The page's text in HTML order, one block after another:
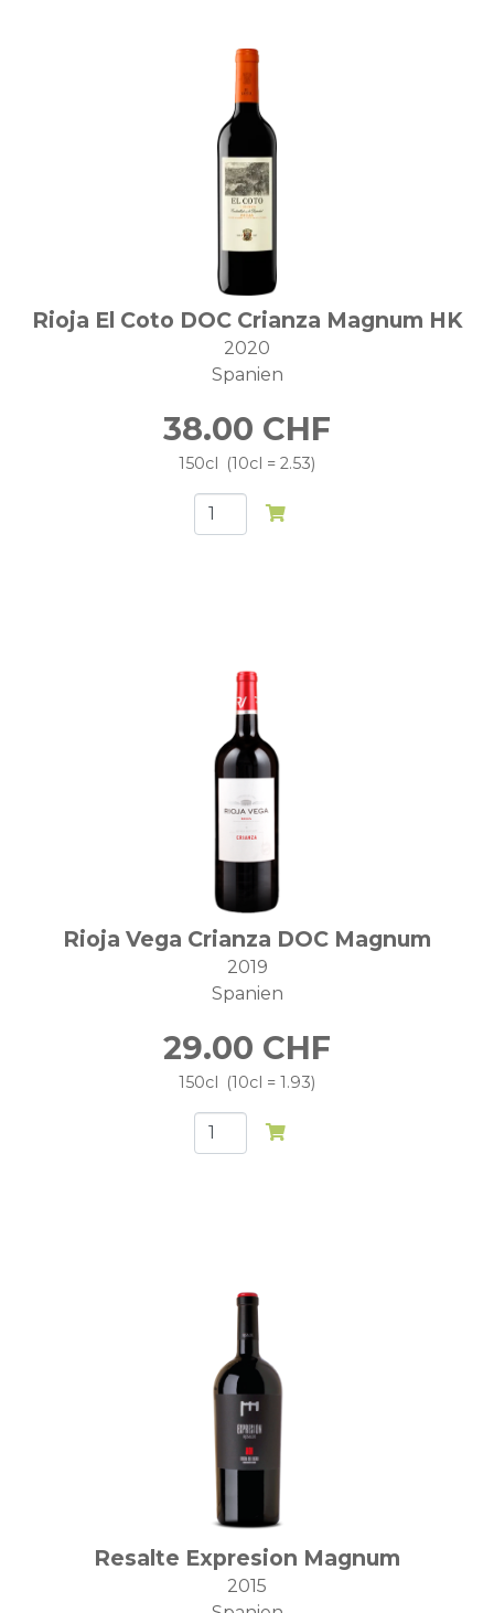
Rioja El Coto DOC Crianza Magnum HK
2020
Spanien
38.00 CHF
150cl 10cl = 2.53
Rioja Vega Crianza DOC Magnum
2019
Spanien
29.00 CHF
150cl 10cl = 1.93
Resalte Expresion Magnum
2015